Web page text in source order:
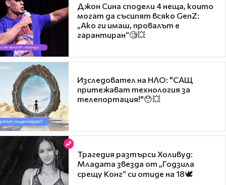
Джон Сина сподели 4 неща, които
могат да съсипят всяко GenZ:
„Ако ги имаш, провалът е
гарантиран“🧐💥
Изследовател на НЛО: "САЩ
притежават технология за
телепортация!"😯💥
Трагедия разтърси Холивуд:
Младата звезда от „Годзила
срещу Конг“ си отиде на 18🕊️